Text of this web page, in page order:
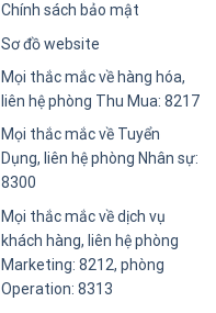
Chính sách bảo mật
Sơ đồ website
Mọi thắc mắc về hàng hóa,
liên hệ phòng Thu Mua: 8217
Mọi thắc mắc về Tuyển
Dụng, liên hệ phòng Nhân sự:
8300
Mọi thắc mắc về dịch vụ
khách hàng, liên hệ phòng
Marketing: 8212, phòng
Operation: 8313